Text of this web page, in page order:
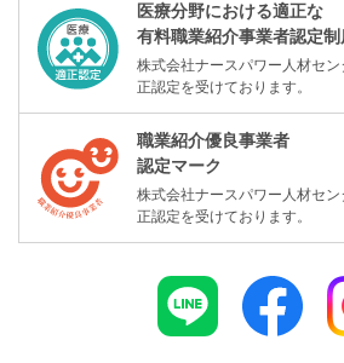
医療分野における適正な
有料職業紹介事業者認定制
株式会社ナースパワー人材セ
正認定を受けております。
職業紹介優良事業者
認定マーク
株式会社ナースパワー人材セ
正認定を受けております。